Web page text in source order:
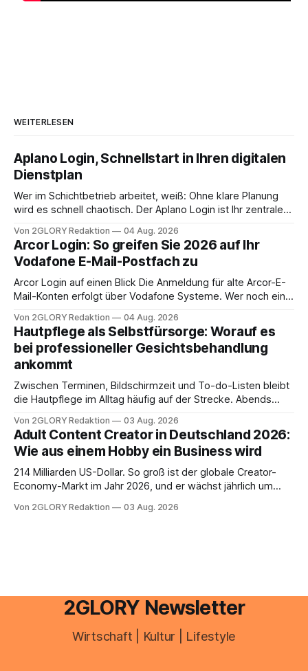
WEITERLESEN
Aplano Login, Schnellstart in Ihren digitalen
Dienstplan
Wer im Schichtbetrieb arbeitet, weiß: Ohne klare Planung
wird es schnell chaotisch. Der Aplano Login ist Ihr zentraler
abwesenheiten und die gesamte kommunikation rund um
Ihr personal digital zu organisieren. In diesem Leitfaden
erfahren Sie alles, was Sie für einen reibungslosen Einstieg
brauchen, von der Registrierung
Von 2GLORY Redaktion 04 Aug. 2026
Arcor Login: So greifen Sie 2026 auf Ihr
Vodafone E-Mail-Postfach zu
Arcor Login auf einen Blick Die Anmeldung für alte Arcor-E-
Mail-Konten erfolgt über Vodafone Systeme. Wer noch eine
besitzt, loggt sich heute über das Vodafone E-Mail & Cloud
Portal ein. Der klassische Arcor Login über mail.
Von 2GLORY Redaktion 04 Aug. 2026
Hautpflege als Selbstfürsorge: Worauf es
bei professioneller Gesichtsbehandlung
ankommt
Zwischen Terminen, Bildschirmzeit und To-do-Listen bleibt
die Hautpflege im Alltag häufig auf der Strecke. Abends
Drogerie – mehr ist zeitlich oft nicht drin. Dabei reagiert die
Haut empfindlich auf Stress, Schlafmangel und
Umwelteinflüsse: Sie wirkt müde, spannt oder neigt zu
Unreinheiten. Professionelle
Von 2GLORY Redaktion 03 Aug. 2026
Adult Content Creator in Deutschland 2026:
Wie aus einem Hobby ein Business wird
214 Milliarden US-Dollar. So groß ist der globale Creator-
Economy-Markt im Jahr 2026, und er wächst jährlich um
ist längst ein ernstzunehmender Wirtschaftszweig. Weltweit
Von 2GLORY Redaktion 03 Aug. 2026
2GLORY Newsletter
Wirtschaft | Kultur | Lifestyle